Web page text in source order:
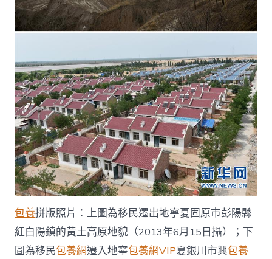
國
發
展
戶
網
－
國
家
發
展
門
戶〉
中
包養拼版照片：上圖為移民遷出地寧夏固原市彭陽縣
紅白陽鎮的黃土高原地貌（2013年6月15日攝）；下
圖為移民包養網遷入地寧包養網VIP夏銀川市興包養